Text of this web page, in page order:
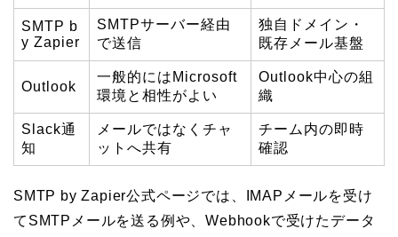
SMTP b
y Zapier
SMTPサーバー経由
で送信
独自ドメイン・
既存メール基盤
Outlook
一般的にはMicrosoft
環境と相性がよい
Outlook中心の組
織
Slack通
知
メールではなくチャ
ットへ共有
チーム内の即時
確認
SMTP by Zapier公式ページでは、IMAPメールを受け
てSMTPメールを送る例や、Webhookで受けたデータ